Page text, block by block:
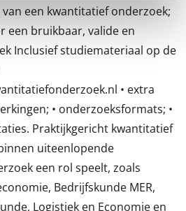
een kwantitatief onderzoek;
een bruikbaar, valide en
Inclusief studiemateriaal op de
• extra
• onderzoeksformats; •
Praktijkgericht kwantitatief
uiteenlopende
een rol speelt, zoals
Bedrijfskunde MER,
Logistiek en Economie en